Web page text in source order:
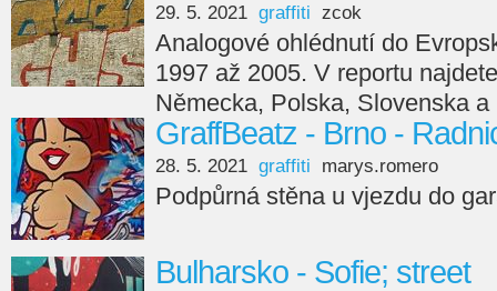
29. 5. 2021 graffiti zcok
Analogové ohlédnutí do
1997 až 2005. V reportu
Německa, Polska, Slovenska
GraffBeatz - Brno -
28. 5. 2021 graffiti marys.romero
Podpůrná stěna u vjezdu do
Bulharsko - Sofie; street